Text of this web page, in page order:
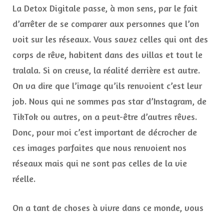
La Detox Digitale passe, à mon sens, par le fait
d’arrêter de se comparer aux personnes que l’on
voit sur les réseaux. Vous savez celles qui ont des
corps de rêve, habitent dans des villas et tout le
tralala. Si on creuse, la réalité derrière est autre.
On va dire que l’image qu’ils renvoient c’est leur
job. Nous qui ne sommes pas star d’Instagram, de
TikTok ou autres, on a peut-être d’autres rêves.
Donc, pour moi c’est important de décrocher de
ces images parfaites que nous renvoient nos
réseaux mais qui ne sont pas celles de la vie
réelle.
On a tant de choses à vivre dans ce monde, vous